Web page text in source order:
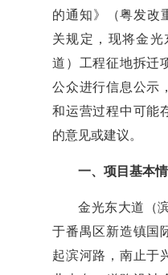
的通知》（粤发改
关规定，现将金
道）工程征地拆迁
公众进行信息公示
和运营过程中可能
的意见或建议。
一、项目基本
金光东大道（
于番禺区新造镇国
起滨河路，南止于